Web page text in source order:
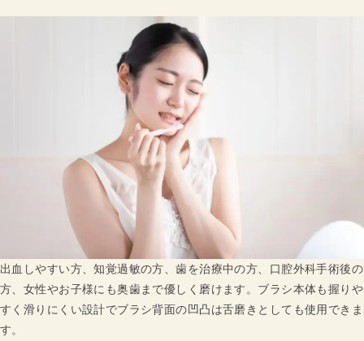
出血しやすい方、知覚過敏の方、歯を治療中の方、口腔外科手術後の
方、女性やお子様にも奥歯まで優しく磨けます。ブラシ本体も握りや
すく滑りにくい設計でブラシ背面の凹凸は舌磨きとしても使用できま
す。